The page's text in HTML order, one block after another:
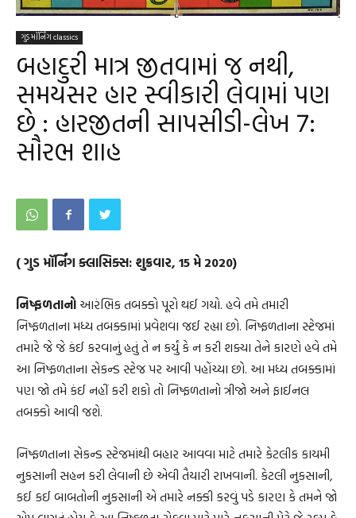
ગુડ મૉર્નિંગ classics
બહાદુરી માત્ર જીતવામાં જ નથી,
સમયસર હાર સ્વીકારી લેવામાં પણ
છે : હારજીતની સાપસીડી-લેખ 7:
સૌરભ શાહ
( ગુડ મૉર્નિંગ ક્લાસિક્સ: શુક્રવાર, 15 મે 2020)
નિષ્ફળતાનો આરંભિક તબક્કો પૂરો થઈ ગયો. હવે તમે તમારી
નિષ્ફળતાના મધ્ય તબક્કામાં પ્રવેશવા જઈ રહ્યા છો. નિષ્ફળતાના સ્ટેજમાં
તમારે જે જે કંઈ કરવાનું હતું તે ન કર્યું કે ન કરી શક્યા તેને કારણે હવે તમે
આ નિષ્ફળતાના સેકન્ડ સ્ટેજ પર આવી પહોંચ્યા છો. આ મધ્ય તબક્કામાં
પણ જો તમે કંઈ નહીં કરી શકો તો નિષ્ફળતાનો ત્રીજો અને ફાઈનલ
તબક્કો આવી જશે.
નિષ્ફળતાના સેકન્ડ સ્ટેજમાંથી બહાર આવવા માટે તમારે કેટલીક કાયમી
નુકસાની સહન કરી લેવાની છે એવી તૈયારી રાખવાની. કેટલી નુકસાની,
કઈ કઈ બાબતોની નુકસાની એ તમારે નક્કી કરવું પડે કારણ કે તમને જો